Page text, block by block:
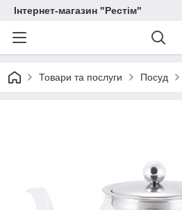
Інтернет-магазин "Рестім"
Товари та послуги Посуд